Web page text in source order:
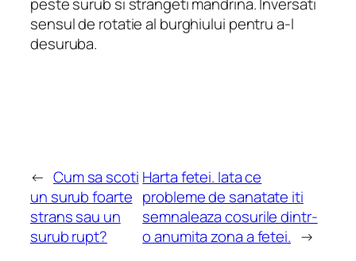
peste surub si strangeti mandrina. Inversati
sensul de rotatie al burghiului pentru a-l
desuruba.
← Cum sa scoti
un surub foarte
strans sau un
surub rupt?
Harta fetei. Iata ce
probleme de sanatate iti
semnaleaza cosurile dintr-
o anumita zona a fetei. →